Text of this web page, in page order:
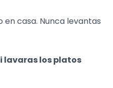
en casa. Nunca levantas
lavaras los platos